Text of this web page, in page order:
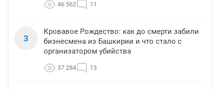
46 562 11
3
Кровавое Рождество: как до смерти забили
бизнесмена из Башкирии и что стало с
организатором убийства
37 284 13